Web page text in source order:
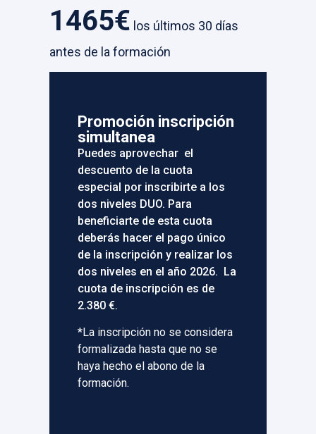
1465€ los últimos 30 días
antes de la formación
Promoción inscripción
simultanea
Puedes aprovechar el
descuento de la cuota
especial por inscribirte a los
dos niveles DUO. Para
beneficiarte de esta cuota
deberás hacer el pago único
de la inscripción y realizar los
dos niveles en el año 2026. La
cuota de inscripción es de
2.380 €.
*La inscripción no se considera
formalizada hasta que no se
haya hecho el abono de la
formación.